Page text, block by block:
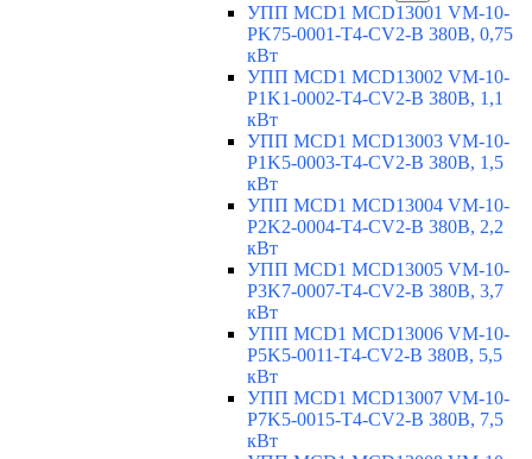
УПП MCD1 MCD13001 VM-10-
PK75-0001-T4-CV2-B 380В, 0,75
кВт
УПП MCD1 MCD13002 VM-10-
P1K1-0002-T4-CV2-B 380В, 1,1
кВт
УПП MCD1 MCD13003 VM-10-
P1K5-0003-T4-CV2-B 380В, 1,5
кВт
УПП MCD1 MCD13004 VM-10-
P2K2-0004-T4-CV2-B 380В, 2,2
кВт
УПП MCD1 MCD13005 VM-10-
P3K7-0007-T4-CV2-B 380В, 3,7
кВт
УПП MCD1 MCD13006 VM-10-
P5K5-0011-T4-CV2-B 380В, 5,5
кВт
УПП MCD1 MCD13007 VM-10-
P7K5-0015-T4-CV2-B 380В, 7,5
кВт